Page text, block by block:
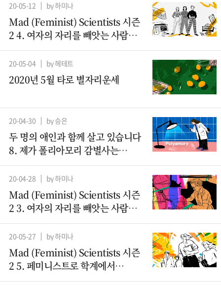
20-05-12 by 하미나
Mad (Feminist) Scientists 시즌
2 4. 여자의 자리를 빼앗는 사람들
– 컴퓨터과학 (2)
20-05-04 by 헤테트
2020년 5월 타로 별자리운세
20-04-30 by 승은
두 명의 애인과 함께 살고 있습니다
8. 제가 폴리아모리 감별사는
아니지만요
20-04-28 by 하미나
Mad (Feminist) Scientists 시즌
2 3. 여자의 자리를 빼앗는 사람들 -
컴퓨터과학(1)
20-05-27 by 하미나
Mad (Feminist) Scientists 시즌
2 5. 페미니스트로 학계에서
살아남기